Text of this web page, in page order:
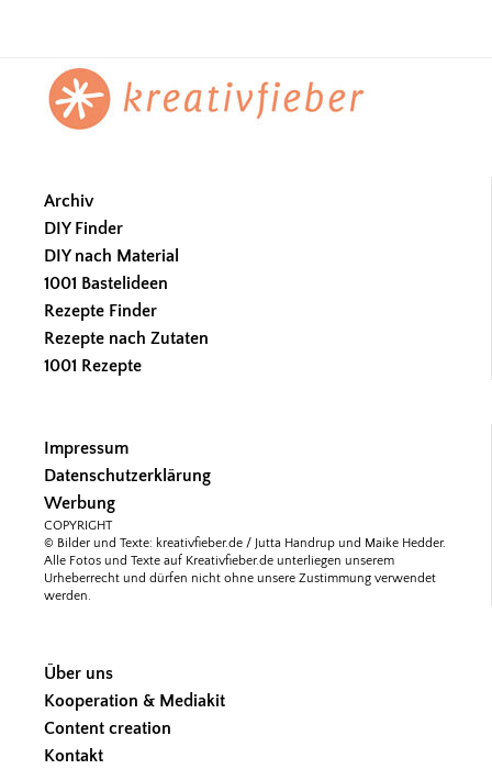
Footer
Archiv
DIY Finder
DIY nach Material
1001 Bastelideen
Rezepte Finder
Rezepte nach Zutaten
1001 Rezepte
Impressum
Datenschutzerklärung
Werbung
COPYRIGHT
© Bilder und Texte: kreativfieber.de / Jutta Handrup und Maike Hedder.
Alle Fotos und Texte auf Kreativfieber.de unterliegen unserem
Urheberrecht und dürfen nicht ohne unsere Zustimmung verwendet
werden.
Über uns
Kooperation & Mediakit
Content creation
Kontakt